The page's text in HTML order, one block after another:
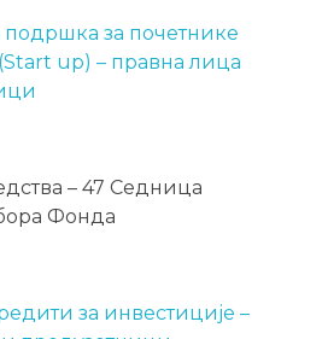
за почетнике
up) – правна лица
– 47 Седница
Фонда
за инвестиције –